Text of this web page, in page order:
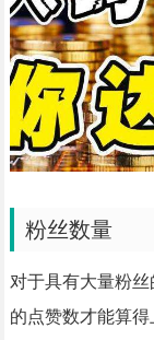
粉丝数量
对于具有大量粉
的点赞数才能算